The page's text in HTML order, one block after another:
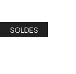
SOLDES